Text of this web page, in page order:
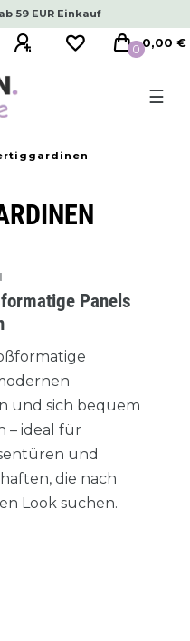
59 EUR Einkauf
0 0,00 €
☰
Panels
und sich bequem
– ideal für
und
die nach
Look suchen.